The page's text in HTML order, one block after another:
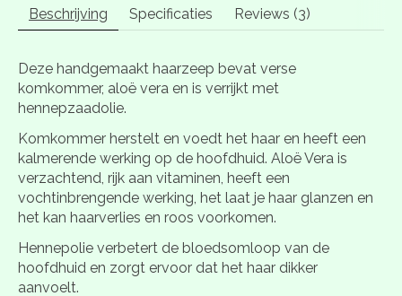
Beschrijving Specificaties Reviews (3)
Deze handgemaakt haarzeep bevat verse
komkommer, aloë vera en is verrijkt met
hennepzaadolie.
Komkommer herstelt en voedt het haar en heeft een
kalmerende werking op de hoofdhuid. Aloë Vera is
verzachtend, rijk aan vitaminen, heeft een
vochtinbrengende werking, het laat je haar glanzen en
het kan haarverlies en roos voorkomen.
Hennepolie verbetert de bloedsomloop van de
hoofdhuid en zorgt ervoor dat het haar dikker
aanvoelt.